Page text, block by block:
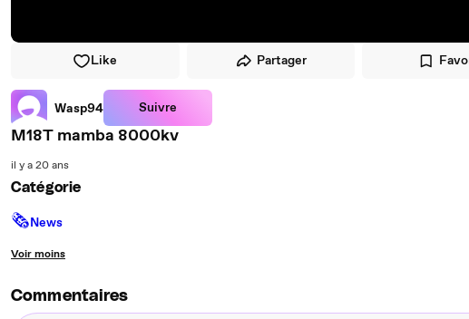
Like Partager
Wasp94 Suivre
M18T mamba 8000kv
il y a 20 ans
Catégorie
🗞News
Voir moins
Commentaires